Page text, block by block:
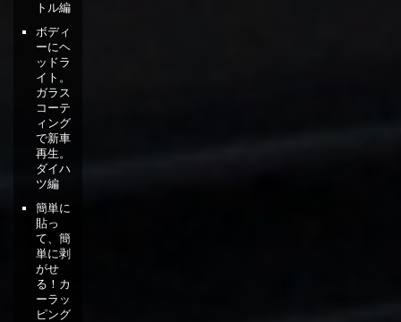
トル編
ボディ
ーにヘ
ッドラ
イト。
ガラス
コーテ
ィング
で新車
再生。
ダイハ
ツ編
簡単に
貼っ
て、簡
単に剥
がせ
る！カ
ーラッ
ピング